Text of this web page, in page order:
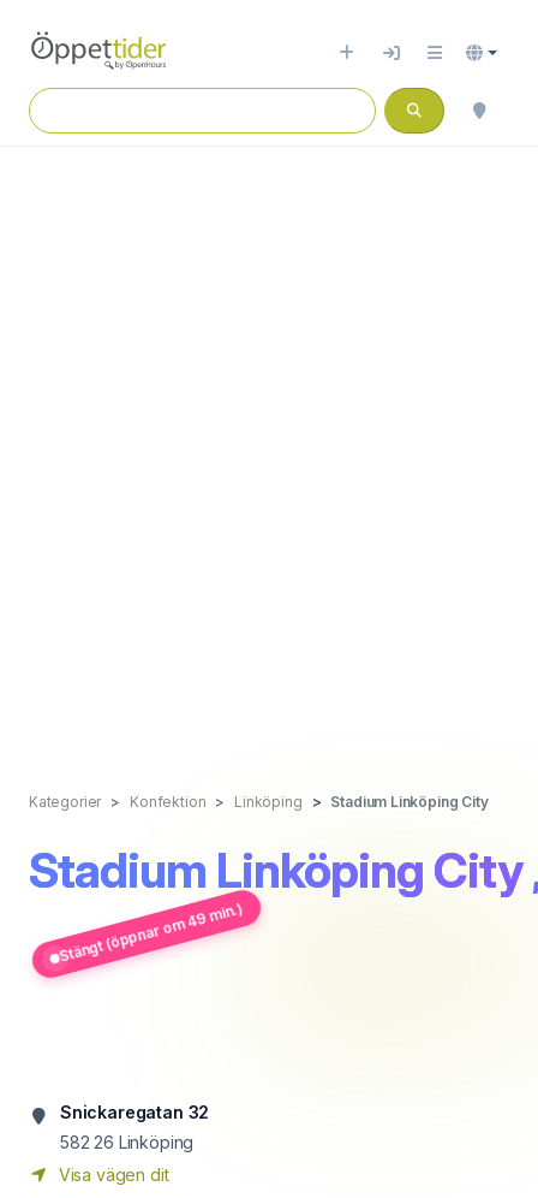
Kategorier Konfektion Linköping Stadium Linköping City
Stadium Linköping City
Stängt (öppnar om 49 min.)
Snickaregatan 32
582 26 Linköping
Visa vägen dit